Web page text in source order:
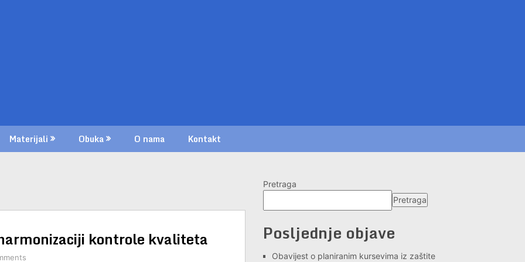
Materijali Obuka O nama Kontakt
kontrole kvaliteta
Pretraga
Pretraga
Posljednje objave
Obavijest o planiranim kursevima iz zaštite